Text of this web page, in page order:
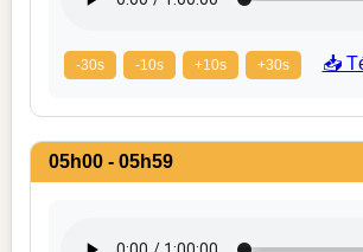
-30s -10s +10s +30s 📥
05h00 - 05h59